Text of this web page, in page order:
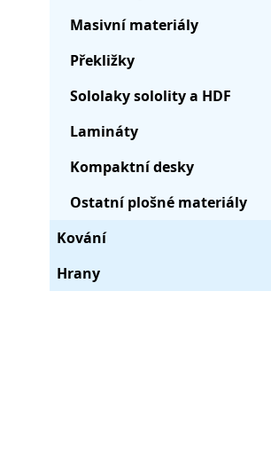
Masivní materiály
Překližky
Sololaky sololity a HDF
Lamináty
Kompaktní desky
Ostatní plošné materiály
Kování
Hrany